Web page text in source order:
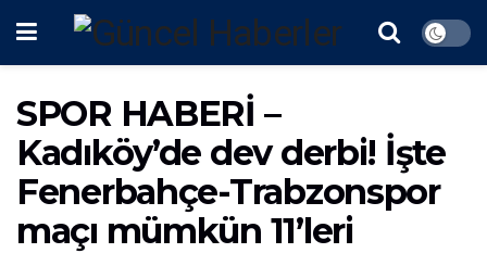
SPOR HABERİ –
Kadıköy’de dev derbi! İşte
Fenerbahçe-Trabzonspor
maçı mümkün 11’leri